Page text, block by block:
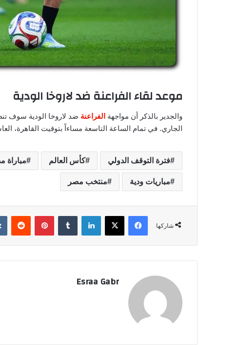
موعد لقاء الفراعنة ضد لاروخا الودية
والجدير بالذكر أن مواجهة الفراعنة
الجاري. في تمام الساعة التاسعة مساءاً بتوقيت القاهرة،
فترة التوقف الدولي كأس العالم مباراة
مباريات ودية منتخب مصر
شاركها
فيسبوك ‫X لينكدإن بينتيريست
Esraa Gabr